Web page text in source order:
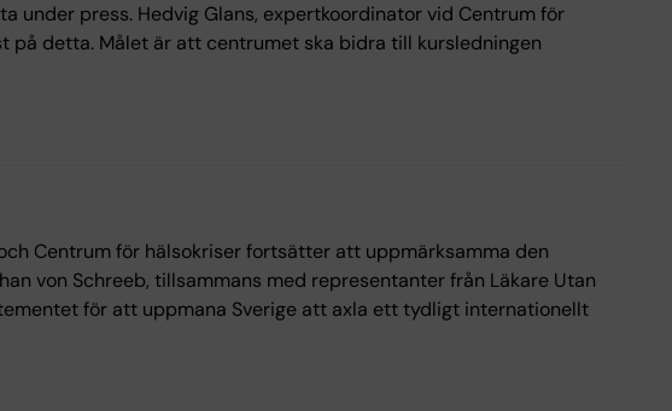
under press. Hedvig Glans, expertkoordinator vid Centrum för
på detta. Målet är att centrumet ska bidra till kursledningen
Centrum för hälsokriser fortsätter att uppmärksamma den
von Schreeb, tillsammans med representanter från Läkare Utan
för att uppmana Sverige att axla ett tydligt internationellt